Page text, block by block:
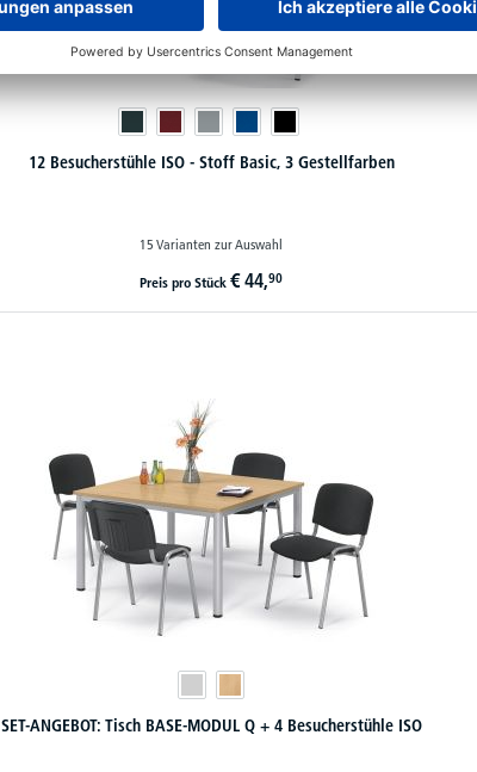
12 Besucherstühle ISO - Stoff Basic, 3 Gestellfarben
15 Varianten zur Auswahl
Preis pro Stück € 44,90
SET-ANGEBOT: Tisch BASE-MODUL Q + 4 Besucherstühle ISO